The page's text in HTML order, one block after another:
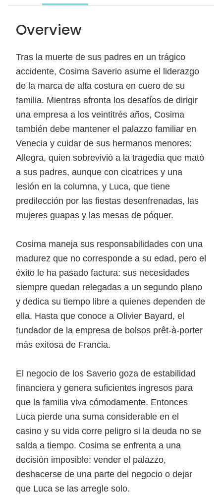
Overview
Tras la muerte de sus padres en un trágico
accidente, Cosima Saverio asume el liderazgo
de la marca de alta costura en cuero de su
familia. Mientras afronta los desafíos de dirigir
una empresa a los veintitrés años, Cosima
también debe mantener el palazzo familiar en
Venecia y cuidar de sus hermanos menores:
Allegra, quien sobrevivió a la tragedia que mató
a sus padres, aunque con cicatrices y una
lesión en la columna, y Luca, que tiene
predilección por las fiestas desenfrenadas, las
mujeres guapas y las mesas de póquer.
Cosima maneja sus responsabilidades con una
madurez que no corresponde a su edad, pero el
éxito le ha pasado factura: sus necesidades
siempre quedan relegadas a un segundo plano
y dedica su tiempo libre a quienes dependen de
ella. Hasta que conoce a Olivier Bayard, el
fundador de la empresa de bolsos prêt-à-porter
más exitosa de Francia.
El negocio de los Saverio goza de estabilidad
financiera y genera suficientes ingresos para
que la familia viva cómodamente. Entonces
Luca pierde una suma considerable en el
casino y su vida corre peligro si la deuda no se
salda a tiempo. Cosima se enfrenta a una
decisión imposible: vender el palazzo,
deshacerse de una parte del negocio o dejar
que Luca se las arregle solo.